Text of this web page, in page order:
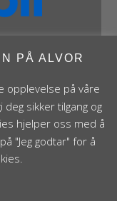
• NO - 1386
90 24 55 55 •
PÅ ALVOR
opplevelse på våre
sikker tilgang og
hjelper oss med å
"Jeg godtar" for å